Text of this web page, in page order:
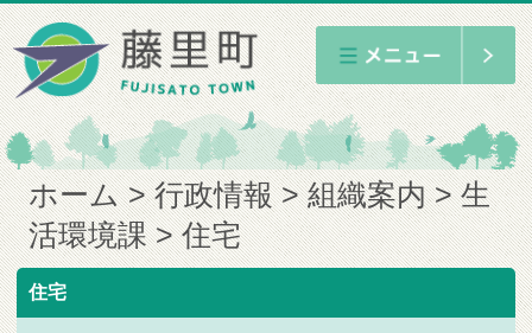
ホーム 行政情報 組織案内
生
活環境課
住宅
住宅